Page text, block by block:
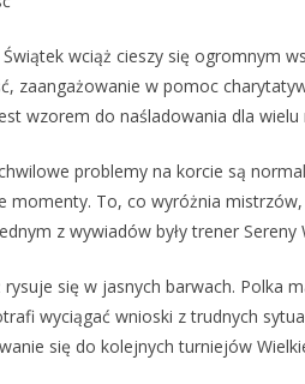
wciąż cieszy się ogromnym
zaangażowanie w pomoc
wzorem do naśladowania dla wielu
problemy na korcie są
momenty. To, co wyróżnia
z wywiadów były trener Sereny
rysuje się w jasnych barwach. Polka
wyciągać wnioski z trudnych
się do kolejnych turniejów